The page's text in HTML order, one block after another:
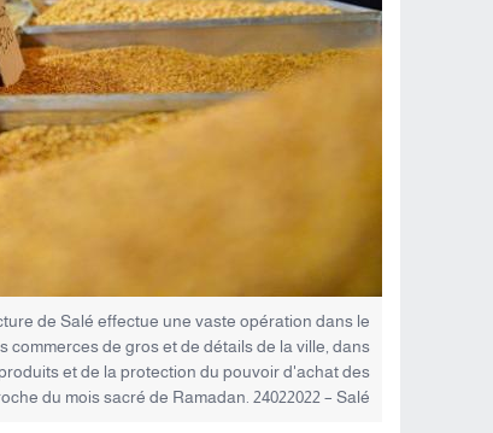
de Salé effectue une vaste opération dans le
de gros et de détails de la ville, dans
et de la protection du pouvoir d'achat des
du mois sacré de Ramadan. 24022022 – Salé